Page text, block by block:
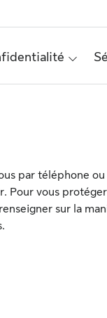
par téléphone
Pour vous
sur la